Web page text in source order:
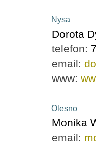
Nysa
Dorota
telefon:
email:
www:
Olesno
Monika
email: